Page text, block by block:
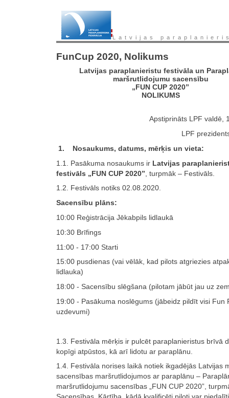
Latvijas
FunCup 2020, Nolikums
Latvijas paraplanieristu festivāla un
maršrutlidojumu sacensību
„FUN CUP 2020”
NOLIKUMS
Apstiprināts LPF valdē,
LPF
1. Nosaukums, datums, mērķis un vieta:
1.1. Pasākuma nosaukums ir Latvijas
festivāls „FUN CUP 2020” , turpmāk – Festivāls.
1.2. Festivāls notiks 02.08.2020.
Sacensību plāns:
10:00 Reģistrācija Jēkabpils lidlaukā
10:30 Brīfings
11:00 - 17:00 Starti
15:00 pusdienas (vai vēlāk, kad pilots atgriezies
lidlauka)
18:00 - Sacensību slēgšana (pilotam jābūt jau uz
19:00 - Pasākuma noslēgums (jābeidz pildīt visi Fun
uzdevumi)
1.3. Festivāla mērķis ir pulcēt paraplanieristus brīvā
kopīgi atpūstos, kā arī lidotu ar paraplānu.
1.4. Festivāla norises laikā notiek ikgadējās Latvijas
sacensības maršrutlidojumos ar paraplānu –
maršrutlidojumu sacensības „FUN CUP 2020”,